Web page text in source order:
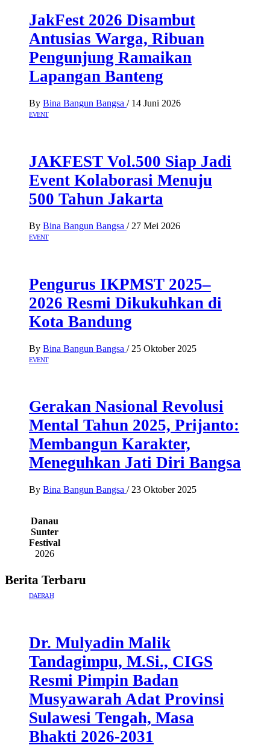
JakFest 2026 Disambut
Antusias Warga, Ribuan
Pengunjung Ramaikan
Lapangan Banteng
By Bina Bangun Bangsa / 14 Juni 2026
EVENT
JAKFEST Vol.500 Siap Jadi
Event Kolaborasi Menuju
500 Tahun Jakarta
By Bina Bangun Bangsa / 27 Mei 2026
EVENT
Pengurus IKPMST 2025–
2026 Resmi Dikukuhkan di
Kota Bandung
By Bina Bangun Bangsa / 25 Oktober 2025
EVENT
Gerakan Nasional Revolusi
Mental Tahun 2025, Prijanto:
Membangun Karakter,
Meneguhkan Jati Diri Bangsa
By Bina Bangun Bangsa / 23 Oktober 2025
Danau
Sunter
Festival
2026
Berita Terbaru
DAERAH
Dr. Mulyadin Malik
Tandagimpu, M.Si., CIGS
Resmi Pimpin Badan
Musyawarah Adat Provinsi
Sulawesi Tengah, Masa
Bhakti 2026-2031